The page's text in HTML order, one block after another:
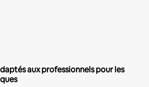
aux professionnels pour les